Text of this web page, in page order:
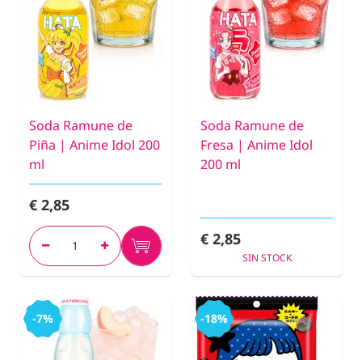
Soda Ramune de
Piña | Anime Idol 200
ml
€ 2,85
Soda Ramune de
Fresa | Anime Idol
200 ml
€ 2,85
SIN STOCK
-7% -18%